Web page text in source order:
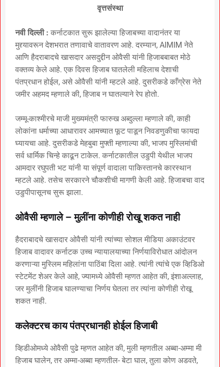
वृत्तसंस्था
नवी दिल्ली : कर्नाटकात सुरू झालेल्या हिजाबच्या वादानंतर या
मुद्द्यावरून देशभरात तणावाचे वातावरण आहे. दरम्यान, AIMIM नेते
आणि हैदराबादचे खासदार असदुद्दीन ओवैसी यांनी हिजाबबाबत मोठे
वक्तव्य केले आहे. एक दिवस हिजाब घातलेली महिलाच देशाची
पंतप्रधान होईल, असे ओवैसी यांनी म्हटले आहे. दुसरीकडे काँग्रेस नेते
जमीर अहमद म्हणाले की, हिजाब न घातल्याने रेप होतो.
जम्मू-काश्मीरचे माजी मुख्यमंत्री फारुख अब्दुल्ला म्हणाले की, काही
लोकांना धर्माच्या आधारावर आमच्यात फूट पाडून निवडणुकीचा फायदा
घ्यायचा आहे. दुसरीकडे मेहबुबा मुफ्ती म्हणाल्या की, भाजप मुस्लिमांची
सर्व धार्मिक चिन्हे काढून टाकेल. कर्नाटकातील उडुपी येथील भाजप
आमदार रघुपती भट यांनी या संपूर्ण वादाला पाकिस्तानचे कारस्थान
म्हटले आहे. तसेच सरकारने चौकशीची मागणी केली आहे. हिजाबचा वाद
उडुपीपासूनच सुरू झाला.
ओवैसी म्हणाले – मुलींना कोणीही रोखू शकत नाही
हैदराबादचे खासदार ओवैसी यांनी त्यांच्या सोशल मीडिया अकाउंटवर
हिजाब वादावर कर्नाटक उच्च न्यायालयाच्या निर्णयाविरोधात आंदोलन
करणाऱ्या मुस्लिम महिलांना पाठिंबा दिला आहे. त्यांनी त्यांचे एक व्हिडिओ
स्टेटमेंट शेअर केले आहे, ज्यामध्ये ओवैसी म्हणत आहेत की, इंशाअल्लाह,
जर मुलींनी हिजाब घालण्याचा निर्णय घेतला तर त्यांना कोणीही रोखू
शकत नाही.
कलेक्टरच काय पंतप्रधानही होईल हिजाबी
व्हिडीओमध्ये ओवैसी पुढे म्हणत आहेत की, मुली म्हणतील अब्बा-अम्मा मी
हिजाब घालेन, तर अम्मा-अब्बा म्हणतील- बेटा घाल, तुला कोण अडवते,